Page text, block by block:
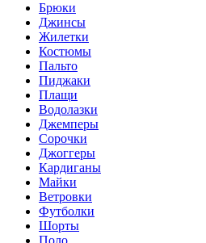
Брюки
Джинсы
Жилетки
Костюмы
Пальто
Пиджаки
Плащи
Водолазки
Джемперы
Сорочки
Джоггеры
Кардиганы
Майки
Ветровки
Футболки
Шорты
Поло